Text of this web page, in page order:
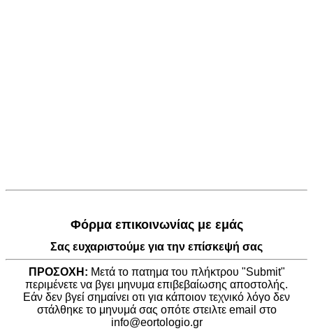
Φόρμα επικοινωνίας με εμάς
Σας ευχαριστούμε για την επίσκεψή σας
ΠΡΟΣΟΧΗ: Μετά το πατημα του πλήκτρου "Submit"
περιμένετε να βγει μηνυμα επιβεβαίωσης αποστολής.
Εάν δεν βγεί σημαίνει οτι για κάποιον τεχνικό λόγο δεν
στάλθηκε το μηνυμά σας οπότε στειλτε email στο
info@eortologio.gr